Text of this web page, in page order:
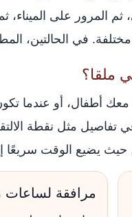
المرور على الميناء،
في الحالتين،
ملقا؟
أطفال، أو عندما
مثل نقطة
يضيع الوقت سريعًا
مرافقة لساعات